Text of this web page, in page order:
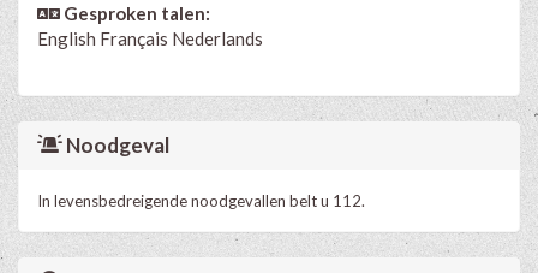
Gesproken talen:
English Français Nederlands
Noodgeval
In levensbedreigende noodgevallen belt u 112.